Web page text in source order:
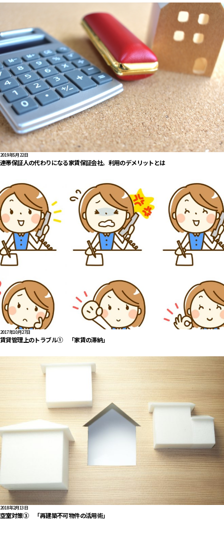
2019年5月22日
連帯保証人の代わりになる家賃保証会社。利用のデメリットとは
2017年10月27日
賃貸管理上のトラブル① 「家賃の滞納」
2018年2月13日
空室対策③ 「再建築不可物件の活用術」